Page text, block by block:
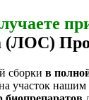
(ЛОС)
сборки в
участок нашим